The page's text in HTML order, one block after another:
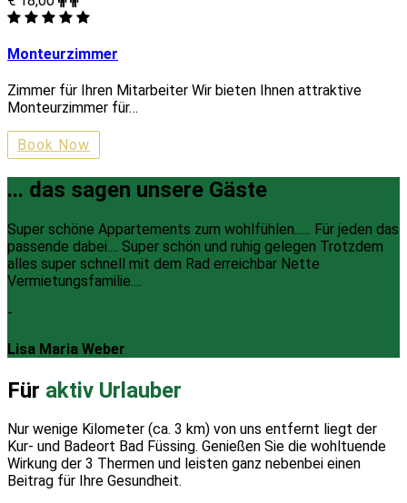
Monteurzimmer
Zimmer für Ihren Mitarbeiter Wir bieten Ihnen attraktive
Monteurzimmer für…
Book Now
... das sagen unsere Gäste
Super schöne Appartements zum wohlfühlen...... Für jeden das
passende dabei.... Super schön und ruhig gelegen Trotzdem
alles super schnell mit dem Rad erreichbar Nette
Vermietungsfamilie....
-
Lisa Maria Weber
Für aktiv Urlauber
Nur wenige Kilometer (ca. 3 km) von uns entfernt liegt der
Kur- und Badeort Bad Füssing. Genießen Sie die wohltuende
Wirkung der 3 Thermen und leisten ganz nebenbei einen
Beitrag für Ihre Gesundheit.